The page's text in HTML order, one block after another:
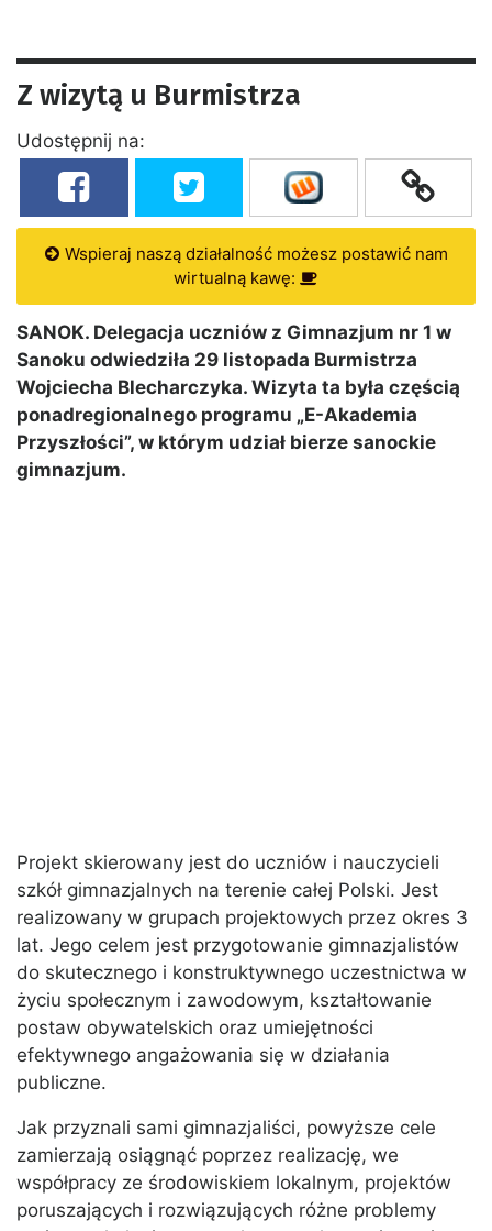
Z wizytą u Burmistrza
Udostępnij na:
Wspieraj naszą działalność możesz postawić nam
wirtualną kawę:
SANOK. Delegacja uczniów z Gimnazjum nr 1 w
Sanoku odwiedziła 29 listopada Burmistrza
Wojciecha Blecharczyka. Wizyta ta była częścią
ponadregionalnego programu „E-Akademia
Przyszłości”, w którym udział bierze sanockie
gimnazjum.
Projekt skierowany jest do uczniów i nauczycieli
szkół gimnazjalnych na terenie całej Polski. Jest
realizowany w grupach projektowych przez okres 3
lat. Jego celem jest przygotowanie gimnazjalistów
do skutecznego i konstruktywnego uczestnictwa w
życiu społecznym i zawodowym, kształtowanie
postaw obywatelskich oraz umiejętności
efektywnego angażowania się w działania
publiczne.
Jak przyznali sami gimnazjaliści, powyższe cele
zamierzają osiągnąć poprzez realizację, we
współpracy ze środowiskiem lokalnym, projektów
poruszających i rozwiązujących różne problemy